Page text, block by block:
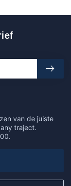
van de juiste
traject.